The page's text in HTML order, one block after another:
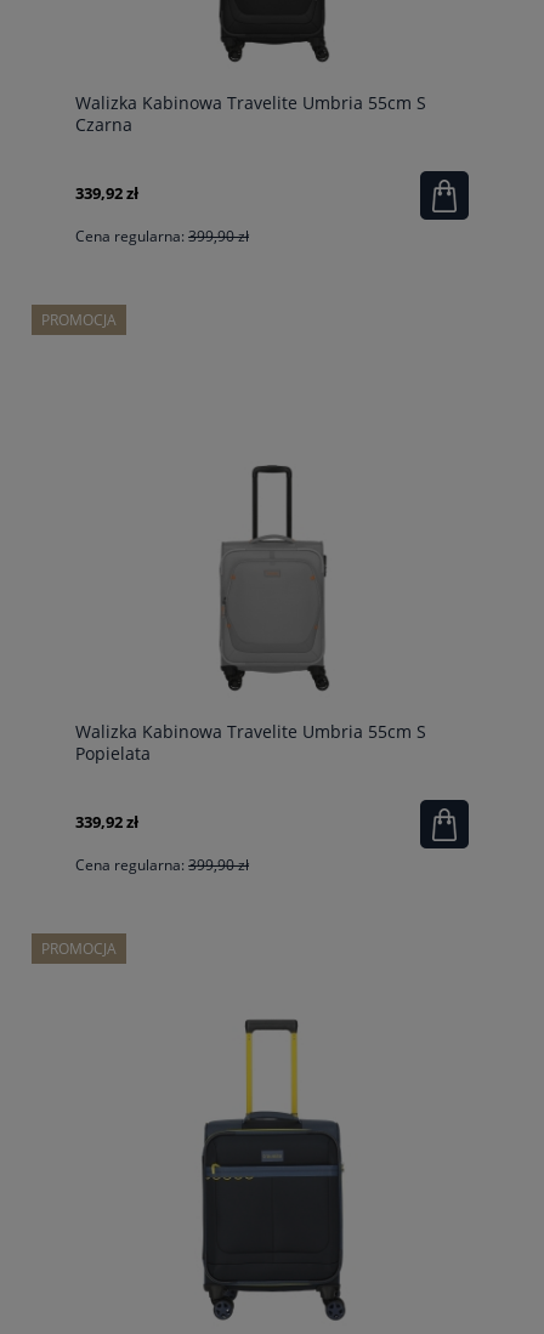
Walizka Kabinowa Travelite Umbria 55cm S
Czarna
339,92 zł
Cena regularna: 399,90 zł
Walizka Kabinowa Travelite Umbria 55cm S
Popielata
339,92 zł
Cena regularna: 399,90 zł
PROMOCJA
PROMOCJA